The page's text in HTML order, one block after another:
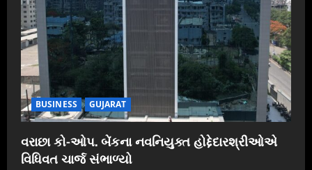
BUSINESS GUJARAT
વરાછા કો-ઓપ. બેંકના નવનિયુક્ત હોદ્દેદારશ્રીઓએ
વિધિવત ચાર્જ સંભાળ્યો